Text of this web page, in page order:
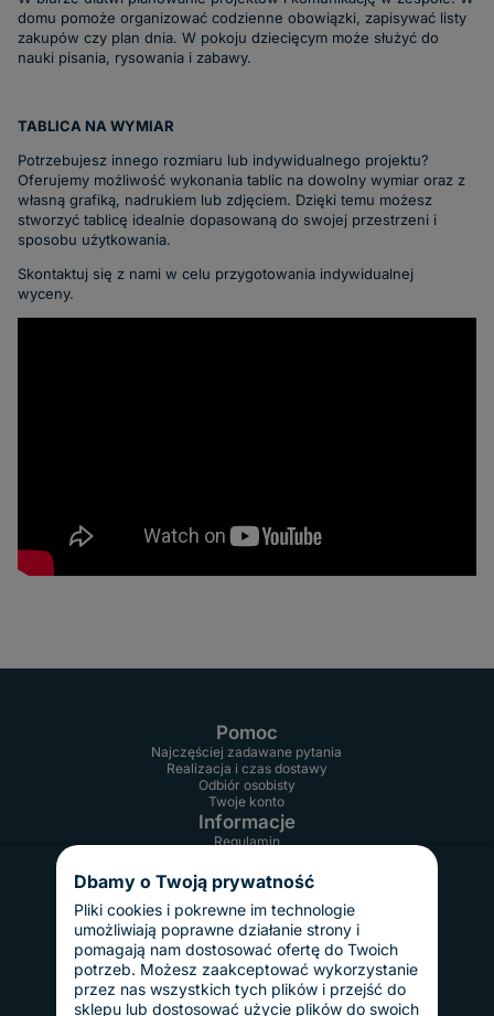
domu pomoże organizować codzienne obowiązki, zapisywać listy
zakupów czy plan dnia. W pokoju dziecięcym może służyć do
nauki pisania, rysowania i zabawy.
TABLICA NA WYMIAR
Potrzebujesz innego rozmiaru lub indywidualnego projektu?
Oferujemy możliwość wykonania tablic na dowolny wymiar oraz z
własną grafiką, nadrukiem lub zdjęciem. Dzięki temu możesz
stworzyć tablicę idealnie dopasowaną do swojej przestrzeni i
sposobu użytkowania.
Skontaktuj się z nami w celu przygotowania indywidualnej
wyceny.
Pomoc
Najczęściej zadawane pytania
Realizacja i czas dostawy
Odbiór osobisty
Twoje konto
Informacje
Regulamin
Gwarancja
Polityka prywatności
Dostawy i płatności
Koszty dostawy
InPost Pay
Sposoby płatności
O nas
Kontakt
Dbamy o Twoją prywatność
Pliki cookies i pokrewne im technologie
umożliwiają poprawne działanie strony i
pomagają nam dostosować ofertę do Twoich
potrzeb. Możesz zaakceptować wykorzystanie
przez nas wszystkich tych plików i przejść do
sklepu lub dostosować użycie plików do swoich